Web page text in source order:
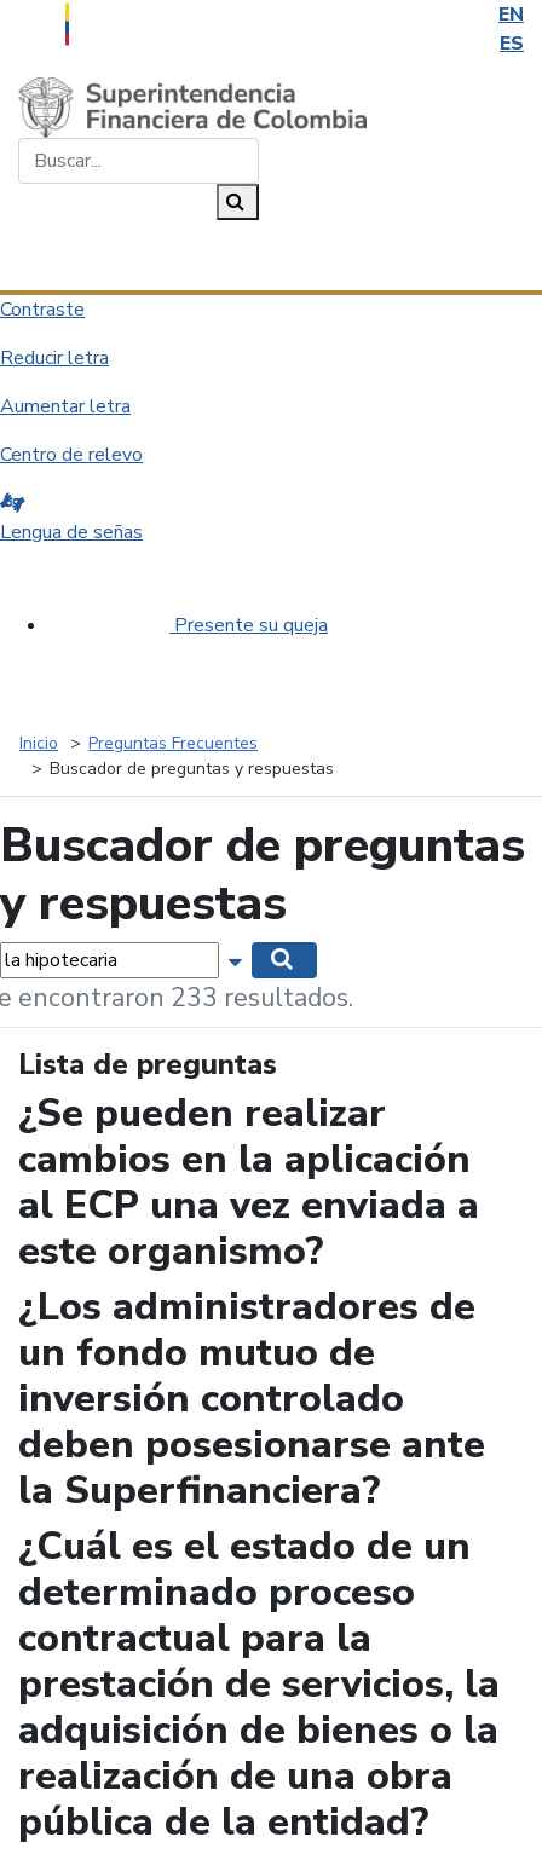
EN
ES
Saltar al contenido principal
Contraste
Reducir letra
Aumentar letra
Centro de relevo
Lengua de señas
Presente su queja
Inicio
Preguntas Frecuentes
Buscador de preguntas y respuestas
Buscador de preguntas
y respuestas
Mostrar opciones de búsqueda
encontraron 233 resultados.
Lista de preguntas
¿Se pueden realizar
cambios en la aplicación
al ECP una vez enviada a
este organismo?
¿Los administradores de
un fondo mutuo de
inversión controlado
deben posesionarse ante
la Superfinanciera?
¿Cuál es el estado de un
determinado proceso
contractual para la
prestación de servicios, la
adquisición de bienes o la
realización de una obra
pública de la entidad?